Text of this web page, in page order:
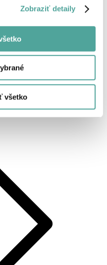
Zobraziť detaily
všetko
144 kusov